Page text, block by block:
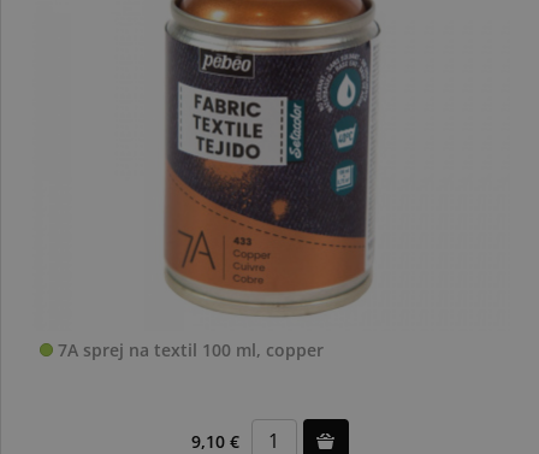
7A sprej na textil 100 ml, copper
9,10 €